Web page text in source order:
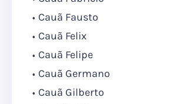
Cauã Fausto
Cauã Felix
Cauã Felipe
Cauã Germano
Cauã Gilberto